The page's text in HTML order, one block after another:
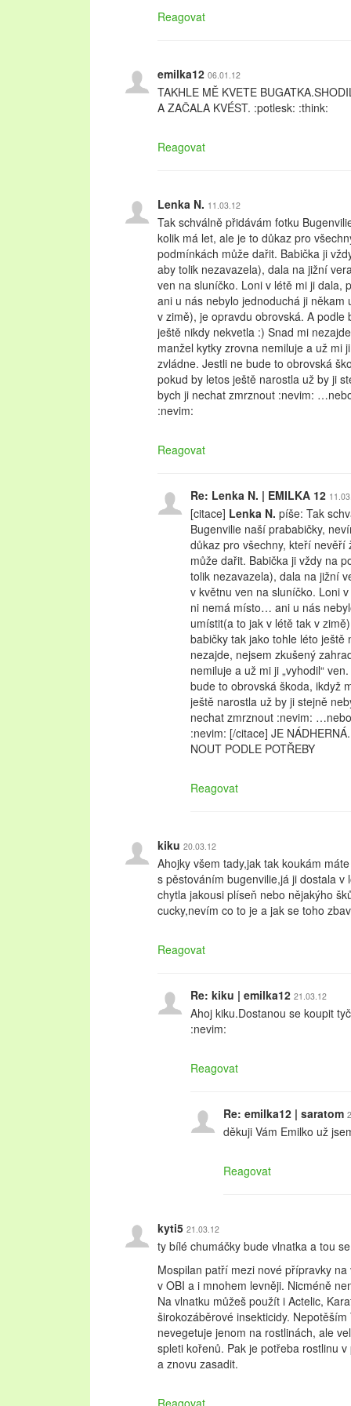
Reagovat
emilka12 06.01.12
TAKHLE MĚ KVETE
A ZAČALA KVÉST. :potlesk: :think:
Reagovat
Lenka N. 11.03.12
Tak schválně přidávám fotku
kolik má let, ale je to důkaz pro
podmínkách může dařit. Babička ji
aby tolik nezavazela), dala na jižní
ven na sluníčko. Loni v létě mi ji
ani u nás nebylo jednoduchá ji někam
v zimě), je opravdu obrovská. A podle
ještě nikdy nekvetla :) Snad mi
manžel kytky zrovna nemiluje a už mi
zvládne. Jestli ne bude to obrovská
pokud by letos ještě narostla už by ji
bych ji nechat zmrznout :nevim:
:nevim:
Reagovat
Re: Lenka N. | EMILKA 12
[citace] Lenka N. píše: Tak
Bugenvilie naší prababičky,
důkaz pro všechny, kteří
může dařit. Babička ji vždy na
tolik nezavazela), dala na jižní
v květnu ven na sluníčko. Loni
ni nemá místo… ani u nás
umístit(a to jak v létě tak v
babičky tak jako tohle léto ještě
nezajde, nejsem zkušený
nemiluje a už mi ji „vyhodil“
bude to obrovská škoda, ikdyž
ještě narostla už by ji stejně
nechat zmrznout :nevim:
:nevim: [/citace] JE
NOUT PODLE POTŘEBY
Reagovat
kiku 20.03.12
Ahojky všem tady,jak tak koukám
s pěstováním bugenvilie,já ji dostala v
chytla jakousi plíseň nebo nějakýho
cucky,nevím co to je a jak se toho
Reagovat
Re: kiku | emilka12 21.03.12
Ahoj kiku.Dostanou se koupit
:nevim:
Reagovat
Re: emilka12 | saratom
děkuji Vám Emilko už
Reagovat
kyti5 21.03.12
ty bílé chumáčky bude vlnatka a tou
Mospilan patří mezi nové přípravky
v OBI a i mnohem levněji. Nicméně
Na vlnatku můžeš použít i Actelic,
širokozáběrové insekticidy.
nevegetuje jenom na rostlinách, ale
spleti kořenů. Pak je potřeba rostlinu
a znovu zasadit.
Reagovat